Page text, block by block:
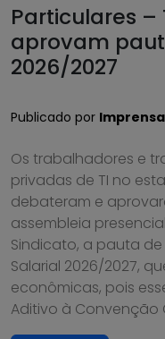
Particulares
aprovam
2026/2027
Publicado por Imprensa
Os trabalhadores e
privadas de TI no
debateram e
assembleia
Sindicato, a pauta
Salarial 2026/2027,
econômicas, pois
Aditivo à Convenção